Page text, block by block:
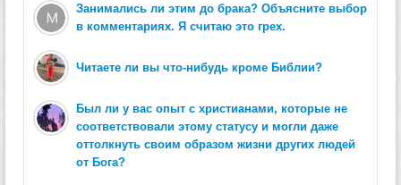
Занимались ли этим до брака? Объясните выбор
в комментариях. Я считаю это грех.
Читаете ли вы что-нибудь кроме Библии?
Был ли у вас опыт с христианами, которые не
соответствовали этому статусу и могли даже
оттолкнуть своим образом жизни других людей
от Бога?